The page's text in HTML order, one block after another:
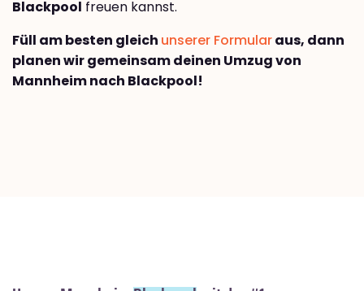
Blackpool freuen kannst.
Füll am besten gleich unserer Formularaus, dann
planen wir gemeinsam deinen Umzug von
Mannheim nach Blackpool!